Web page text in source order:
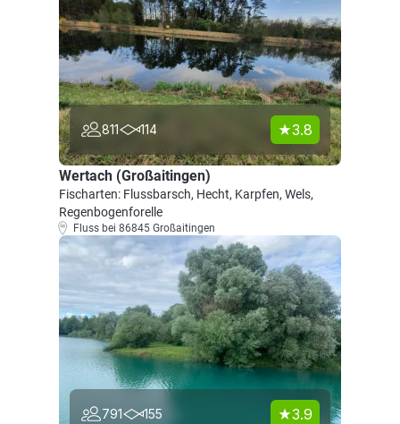
811 114 3.8
Wertach (Großaitingen)
Fischarten: Flussbarsch, Hecht, Karpfen, Wels,
Regenbogenforelle
Fluss bei 86845 Großaitingen
791 155 3.9